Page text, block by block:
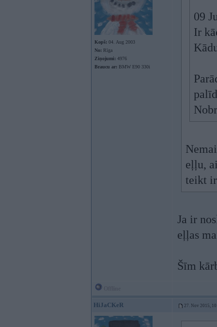
Kopš: 04. Aug 2003
No: Rīga
Ziņojumi: 4976
Braucu ar: BMW E90 330i
09
Ir
eļļu,
teikt
Ja ir
eļļas
Šīm
HiJaCKeR 27. Nov 2015,